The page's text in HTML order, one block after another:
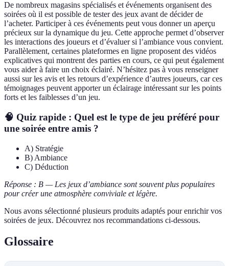
De nombreux magasins spécialisés et événements organisent des
soirées où il est possible de tester des jeux avant de décider de
l’acheter. Participer à ces événements peut vous donner un aperçu
précieux sur la dynamique du jeu. Cette approche permet d’observer
les interactions des joueurs et d’évaluer si l’ambiance vous convient.
Parallèlement, certaines plateformes en ligne proposent des vidéos
explicatives qui montrent des parties en cours, ce qui peut également
vous aider à faire un choix éclairé. N’hésitez pas à vous renseigner
aussi sur les avis et les retours d’expérience d’autres joueurs, car ces
témoignages peuvent apporter un éclairage intéressant sur les points
forts et les faiblesses d’un jeu.
🧠 Quiz rapide : Quel est le type de jeu préféré pour
une soirée entre amis ?
A) Stratégie
B) Ambiance
C) Déduction
Réponse : B — Les jeux d’ambiance sont souvent plus populaires
pour créer une atmosphère conviviale et légère.
Nous avons sélectionné plusieurs produits adaptés pour enrichir vos
soirées de jeux. Découvrez nos recommandations ci-dessous.
Glossaire